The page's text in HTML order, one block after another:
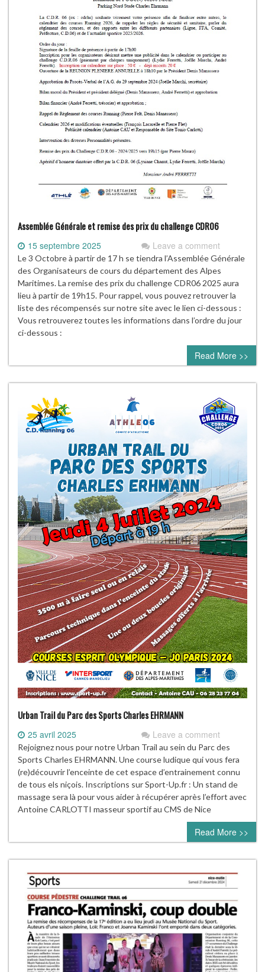
Assemblée Générale et remise des prix du challenge CDR06
15 septembre 2025 Leave a comment
Le 3 Octobre à partir de 17 h se tiendra l’Assemblée Générale
des Organisateurs de cours du département des Alpes
Maritimes. La remise des prix du challenge CDR06 2025 aura
lieu à partir de 19h15. Pour rappel, vous pouvez retrouver la
liste des récompensés sur notre site avec le lien ci-dessous :
Vous retrouverez toutes les informations dans l’ordre du jour
ci-dessous :
Read More >>
Urban Trail du Parc des Sports Charles EHRMANN
25 avril 2025 Leave a comment
Rejoignez nous pour notre Urban Trail au sein du Parc des
Sports Charles EHRMANN. Une course ludique qui vous fera
(re)découvrir l’enceinte de cet espace d’entrainement connu
de tous els niçois. Inscriptions sur Sport-Up.fr : Un stand de
massage sera là pour vous aider à récupérer après l’effort avec
Antoine CARLOTTI masseur sportif au CMS de Nice
Read More >>